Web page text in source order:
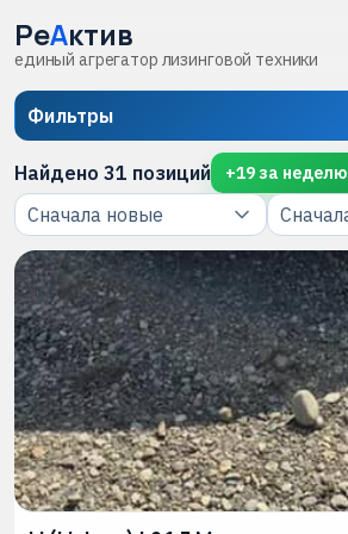
РеАктив
единый агрегатор лизинговой техники
Фильтры
Фильтры Закрыть
Все виды техники
АВТОБУС
ГРУЗОВОЙ
ЛЕГКОВОЙ
ЛКТ
Найдено 31 позиций +19за неделю